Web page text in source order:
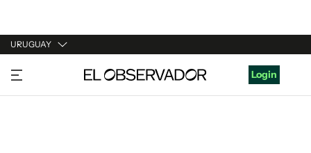
URUGUAY
URUGUAY
ARGENTINA
Login